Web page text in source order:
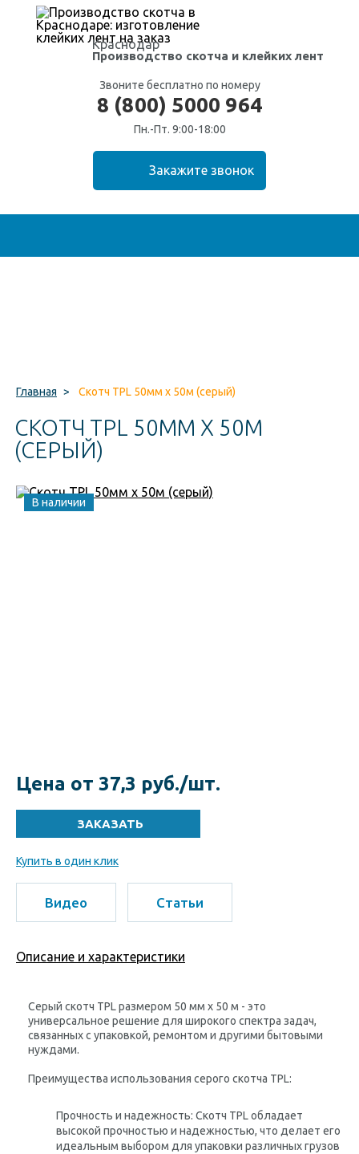
Краснодар
Производство скотча и клейких лент
Звоните бесплатно по номеру
8 (800) 5000 964
Пн.-Пт. 9:00-18:00
Главная > Скотч TPL 50мм х 50м (серый)
СКОТЧ TPL 50ММ Х 50М
(СЕРЫЙ)
В наличии
Цена от 37,3 руб./шт.
Купить в один клик
Видео Статьи
Описание и характеристики
Серый скотч TPL размером 50 мм x 50 м - это
универсальное решение для широкого спектра задач,
связанных с упаковкой, ремонтом и другими бытовыми
нуждами.
Преимущества использования серого скотча TPL:
Прочность и надежность: Скотч TPL обладает
высокой прочностью и надежностью, что делает его
идеальным выбором для упаковки различных грузов